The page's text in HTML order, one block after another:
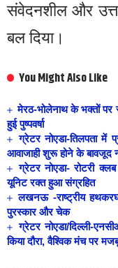
संवेदनशील और
बल दिया।
You Might Also Like
मेरठ-भोलेनाथ के भक्तों पर
हुई पुष्पवर्षा
ग्रेटर नोएडा-तिलपता में
आवाजाही शुरू होने के बावजूद
ग्रेटर नोएडा- रोटरी
यूनिट रक्त हुआ संग्रहित
लखनऊ -राष्ट्रीय
पुरस्कार और चेक
ग्रेटर नोएडा/दिल्ली-
किया दौरा, वैश्विक मंच पर